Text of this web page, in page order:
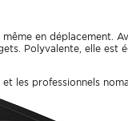
en déplacement.
Polyvalente, elle est
les professionnels